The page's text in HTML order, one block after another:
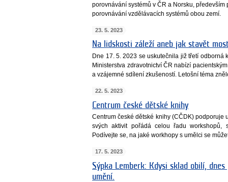
porovnávání systémů v ČR a Norsku,
porovnávání vzdělávacích systémů obou zemí.
23. 5. 2023
Na lidskosti záleží aneb jak stavět
Dne 17. 5. 2023 se uskutečnila již třetí odborná
Ministerstva zdravotnictví ČR nabízí
a vzájemné sdílení zkušeností. Letošní téma
22. 5. 2023
Centrum české dětské knihy
Centrum české dětské knihy (CČDK) podporuje
svých aktivit pořádá celou řadu workshopů,
Podívejte se, na jaké workhopy s umělci se
17. 5. 2023
Sýpka Lemberk: Kdysi sklad obilí,
umění.